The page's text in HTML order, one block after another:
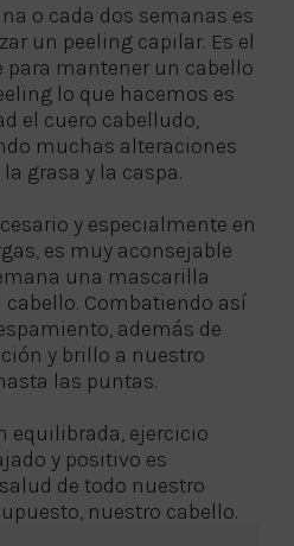
o cada dos semanas es
un peeling capilar. Es el
mantener un cabello
lo que hacemos es
el cuero cabelludo,
muchas alteraciones
grasa y la caspa.
y especialmente en
es muy aconsejable
una mascarilla
Combatiendo así
además de
y brillo a nuestro
las puntas.
equilibrada, ejercicio
y positivo es
de todo nuestro
nuestro cabello.